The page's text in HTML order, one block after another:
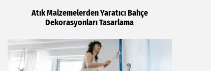
Atık Malzemelerden Yaratıcı Bahçe
Dekorasyonları Tasarlama